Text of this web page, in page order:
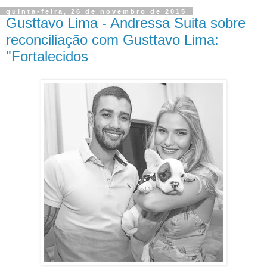
quinta-feira, 26 de novembro de 2015
Gusttavo Lima - Andressa Suita sobre
reconciliação com Gusttavo Lima:
"Fortalecidos